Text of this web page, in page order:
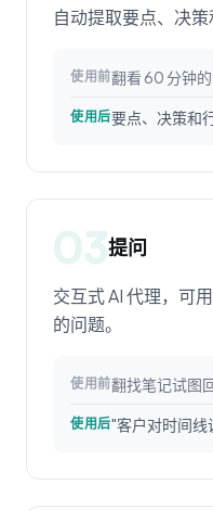
自动提取要点、决策
使用前翻看 60 分钟
使用后要点、决策和
03提问
交互式 AI 代理，可
的问题。
使用前翻找笔记试图
使用后"客户对时间